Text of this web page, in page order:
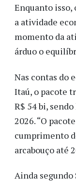
Enquanto isso,
a atividade
momento da
árduo o
Nas contas do
Itaú, o pacote
R$ 54 bi,
2026.“O
cumprimento
arcabouço até
Ainda segundo